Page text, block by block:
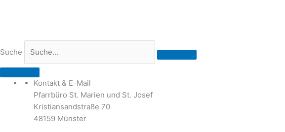
Suche
Kontakt & E-Mail
Pfarrbüro St. Marien und St. Josef
Kristiansandstraße 70
48159 Münster